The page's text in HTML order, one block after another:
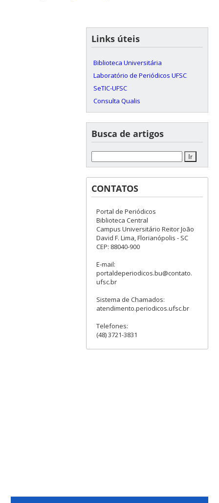
Links úteis
Biblioteca Universitária
Laboratório de Periódicos UFSC
SeTIC-UFSC
Consulta Qualis
Busca de artigos
CONTATOS
Portal de Periódicos
Biblioteca Central
Campus Universitário Reitor João
David F. Lima, Florianópolis - SC
CEP: 88040-900
E-mail:
portaldeperiodicos.bu@contato.
ufsc.br
Sistema de Chamados:
atendimento.periodicos.ufsc.br
Telefones:
(48) 3721-3831